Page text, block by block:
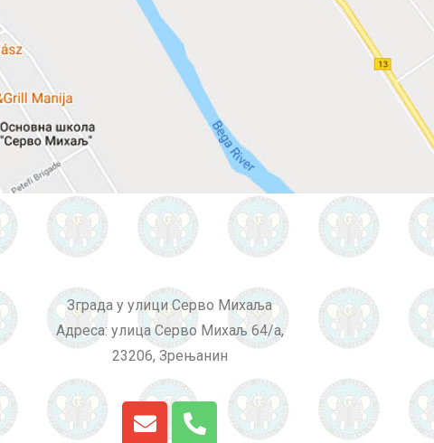
Зграда у улици Серво Михаља
Адреса: улица Серво Михаљ 64/а,
23206, Зрењанин